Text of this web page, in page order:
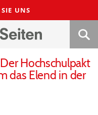
UNS
Hochschulpakt
das Elend in der